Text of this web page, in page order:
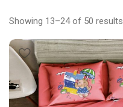
Showing 13–24 of 50 results